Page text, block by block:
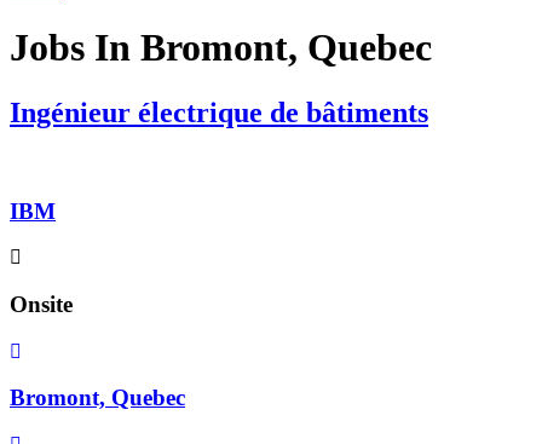
Jobs In Bromont, Quebec
Ingénieur électrique de bâtiments
IBM
Onsite
Bromont, Quebec